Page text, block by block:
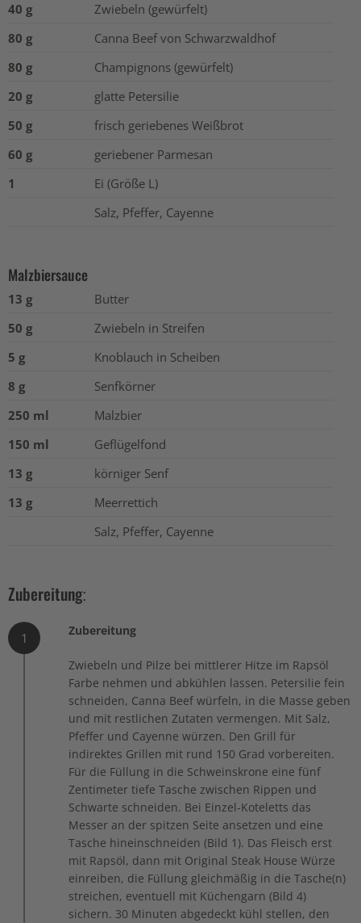
40 g
Zwiebeln (gewürfelt)
80 g
Canna Beef von Schwarzwaldhof
80 g
Champignons (gewürfelt)
20 g
glatte Petersilie
50 g
frisch geriebenes Weißbrot
60 g
geriebener Parmesan
1
Ei (Größe L)
Salz, Pfeffer, Cayenne
Malzbiersauce
13 g
Butter
50 g
Zwiebeln in Streifen
5 g
Knoblauch in Scheiben
8 g
Senfkörner
250 ml
Malzbier
150 ml
Geflügelfond
13 g
körniger Senf
13 g
Meerrettich
Salz, Pfeffer, Cayenne
Zubereitung:
1 Zubereitung
Zwiebeln und Pilze bei mittlerer Hitze im Rapsöl
Farbe nehmen und abkühlen lassen. Petersilie fein
schneiden, Canna Beef würfeln, in die Masse geben
und mit restlichen Zutaten vermengen. Mit Salz,
Pfeffer und Cayenne würzen. Den Grill für
indirektes Grillen mit rund 150 Grad vorbereiten.
Für die Füllung in die Schweinskrone eine fünf
Zentimeter tiefe Tasche zwischen Rippen und
Schwarte schneiden. Bei Einzel-Koteletts das
Messer an der spitzen Seite ansetzen und eine
Tasche hineinschneiden (Bild 1). Das Fleisch erst
mit Rapsöl, dann mit Original Steak House Würze
einreiben, die Füllung gleichmäßig in die Tasche(n)
streichen, eventuell mit Küchengarn (Bild 4)
sichern. 30 Minuten abgedeckt kühl stellen, den